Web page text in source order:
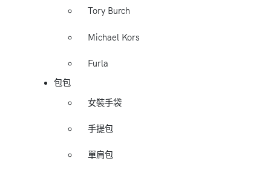
Tory Burch
Michael Kors
Furla
包包
女裝手袋
手提包
單肩包